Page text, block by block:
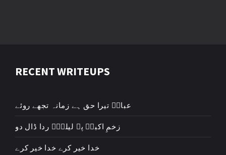
RECENT WRITEUPS
عباسؑ تیرا حق ہے زمانہ تجھے روئے
زخمِ اکبرؑ پہ لیلیٰؑ ردا ڈال دو
خدا خیر کرے خدا خیر کرے